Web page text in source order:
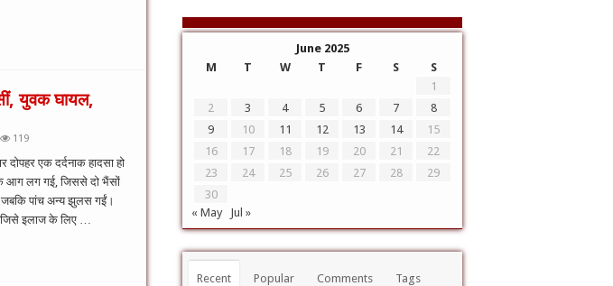
युवक घायल,
119
दोपहर एक दर्दनाक हादसा हो
आग लग गई, जिससे दो भैंसों
जबकि पांच अन्य झुलस गईं।
इलाज के लिए …
June 2025
M
T W T F S
S
1
2
3 4 5 6 7
8
9
10 11 12 13 14
15
16
17 18 19 20 21
22
23
24 25 26 27 28
29
30
« May
Jul »
Recent Popular Comments Tags